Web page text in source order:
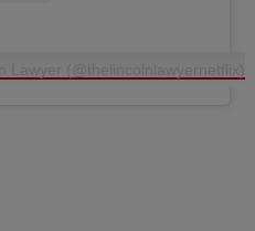
Lawyer (@thelincolnlawyernetflix)